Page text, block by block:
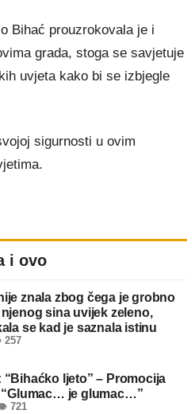
Bihać prouzrokovala je i
grada, stoga se savjetuje
uvjeta kako bi se izbjegle
sigurnosti u ovim
i ovo
znala zbog čega je grobno
sina uvijek zeleno,
se kad je saznala istinu
“Bihaćko ljeto” – Promocija
“Glumac… je glumac…”
721